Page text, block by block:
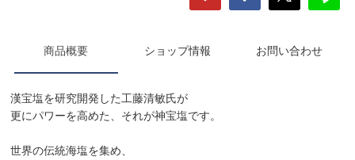
商品概要 ショップ情報 お問い合わせ
漢宝塩を研究開発した工藤清敏氏が
更にパワーを高めた、それが神宝塩です。
世界の伝統海塩を集め、